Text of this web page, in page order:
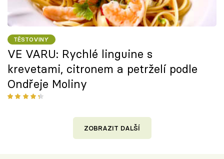
TĚSTOVINY
VE VARU: Rychlé linguine s
krevetami, citronem a petrželí podle
Ondřeje Moliny
ZOBRAZIT DALŠÍ